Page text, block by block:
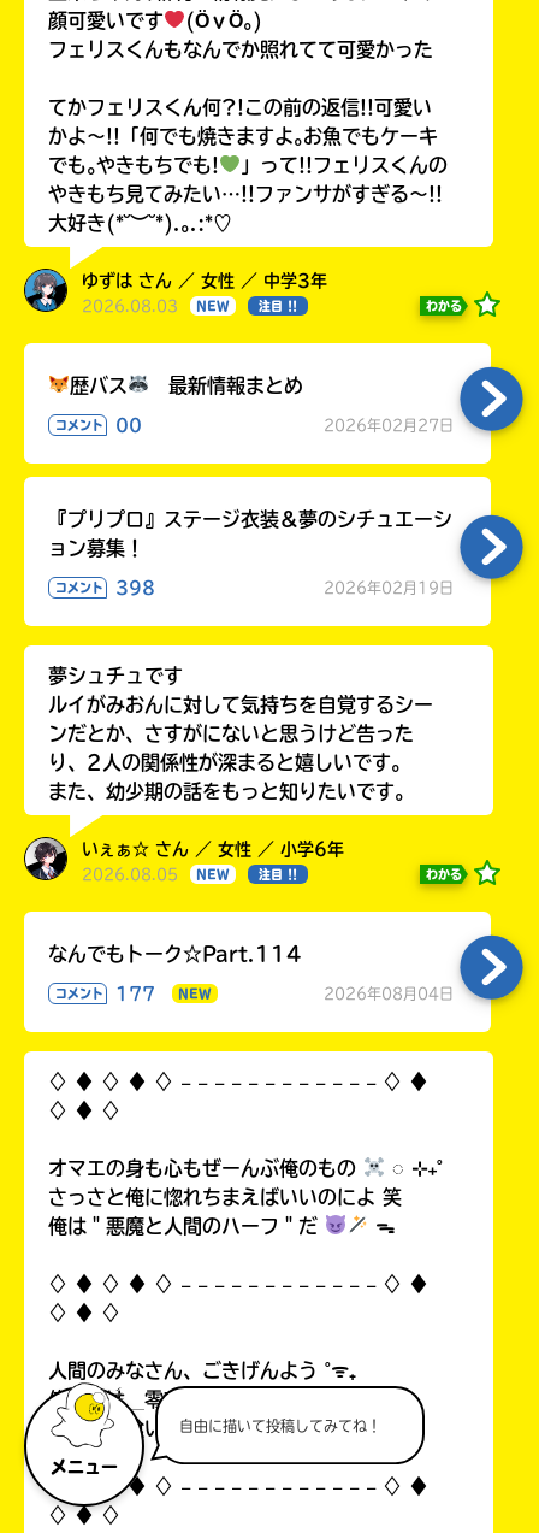
メニュー
自由に描いて投稿してみてね！
顔可愛いです
(ӦｖӦ｡)
フェリスくんもなんでか照れてて可愛かった
てかフェリスくん何?!この前の返信!!可愛い
かよ〜!!「何でも焼きますよ｡お魚でもケーキ
でも｡やきもちでも!
」って!!フェリスくんの
やきもち見てみたい…!!ファンサがすぎる〜!!
大好き(*˘︶˘*).｡.:*♡
ゆずは さん ／ 女性 ／ 中学3年
2026.08.03 NEW 注目 !! わかる
歴バス 最新情報まとめ
コメント 00 2026年02月27日
『プリプロ』ステージ衣装＆夢のシチュエーシ
ョン募集！
コメント 398 2026年02月19日
夢シュチュです
ルイがみおんに対して気持ちを自覚するシー
ンだとか、さすがにないと思うけど告った
り、2人の関係性が深まると嬉しいです。
また、幼少期の話をもっと知りたいです。
いぇぁ☆ さん ／ 女性 ／ 小学6年
2026.08.05 NEW 注目 !! わかる
なんでもトーク☆Part.114
コメント 177 NEW 2026年08月04日
♢ ♦︎ ♢ ♦︎ ♢ 𓐄 𓐄 𓐄 𓐄 𓐄 𓐄 𓐄 𓐄 𓐄 𓐄 𓐄 𓐄 ♢ ♦︎
♢ ♦︎ ♢
オマエの身も心もぜーんぶ俺のもの
◌ ⊹₊˚
さっさと俺に惚れちまえばいいのによ 笑
俺は＂悪魔と人間のハーフ＂だ
ᯓ
♢ ♦︎ ♢ ♦︎ ♢ 𓐄 𓐄 𓐄 𓐄 𓐄 𓐄 𓐄 𓐄 𓐄 𓐄 𓐄 𓐄 ♢ ♦︎
♢ ♦︎ ♢
人間のみなさん、ごきげんよう ˚ᯤ₊
俺の名は＿零夜神魔だ。
オマエを喰い尽くす悪魔様だぞ ˊˎ˗
♢ ♦︎ ♢ ♦︎ ♢ 𓐄 𓐄 𓐄 𓐄 𓐄 𓐄 𓐄 𓐄 𓐄 𓐄 𓐄 𓐄 ♢ ♦︎
♢ ♦︎ ♢